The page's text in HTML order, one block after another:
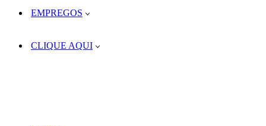
EMPREGOS
CLIQUE AQUI